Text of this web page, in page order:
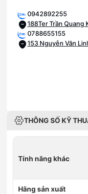
0942892255
188Ter Trần Quang
0788655155
153 Nguyễn Văn
THÔNG SỐ KỸ
Tính năng khác
Hãng sản xuất